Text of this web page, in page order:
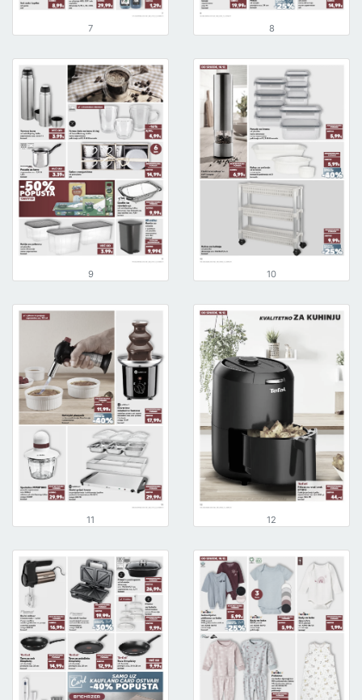
7 8
9 10
11 12